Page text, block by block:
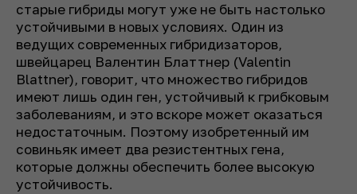
старые гибриды могут уже не быть настолько
устойчивыми в новых условиях. Один из
ведущих современных гибридизаторов,
швейцарец Валентин Блаттнер (Valentin
Blattner), говорит, что множество гибридов
имеют лишь один ген, устойчивый к грибковым
заболеваниям, и это вскоре может оказаться
недостаточным. Поэтому изобретенный им
совиньяк имеет два резистентных гена,
которые должны обеспечить более высокую
устойчивость.